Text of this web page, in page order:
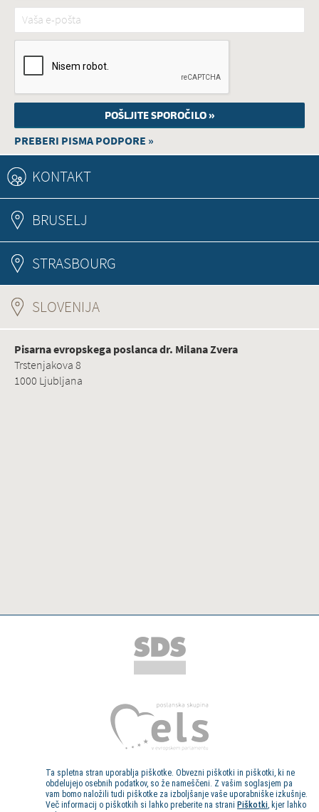
Vaša e-pošta*
PREBERI PISMA PODPORE »
KONTAKT
BRUSELJ
STRASBOURG
SLOVENIJA
Pisarna evropskega poslanca dr. Milana Zvera
Trstenjakova 8
1000 Ljubljana
Ta spletna stran uporablja piškotke. Obvezni piškotki in piškotki, ki ne
obdelujejo osebnih podatkov, so že nameščeni. Z vašim soglasjem pa
vam bomo naložili tudi piškotke za izboljšanje vaše uporabniške izkušnje.
Več informacij o piškotkih si lahko preberite na strani Piškotki, kjer lahko